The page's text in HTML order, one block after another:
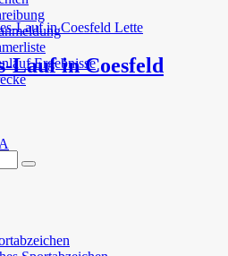
Ergebnisse
Lauf in Coesfeld